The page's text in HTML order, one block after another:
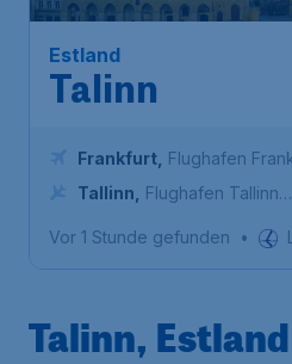
Estland
Talinn
Frankfurt Flughafen
Tallinn
Flughafen Tallinn
Vor 1 Stunde gefunden •
Talinn, Estland